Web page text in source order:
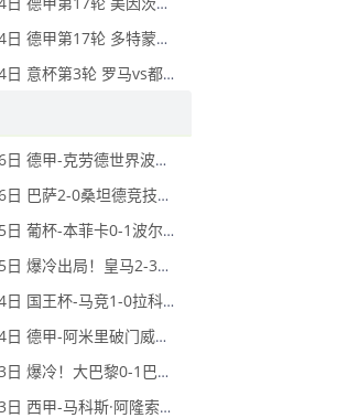
2026年01月14日 德甲第17轮 多特蒙德vs不莱梅 全场录像
2026年01月14日 意杯第3轮 罗马vs都灵 全场录像
2026年01月16日 德甲-克劳德世界波柳比西奇绝平 十人柏林联合1-1奥格斯堡
2026年01月16日 巴萨2-0桑坦德竞技晋级国王杯八强 费兰单刀球破门亚马尔建功
2026年01月15日 葡杯-本菲卡0-1波尔图止步八强 贝德纳雷克制胜帕夫利季斯失良机
2026年01月15日 爆冷出局！皇马2-3遭西乙队阿尔瓦塞特补时绝杀 无缘国王杯8强
2026年01月14日 国王杯-马竞1-0拉科鲁尼亚 格列兹曼十分角任意球破门+远射中横梁
2026年01月14日 德甲-阿米里破门威德默建功 美因茨2-1海登海姆
2026年01月13日 爆冷！大巴黎0-1巴黎FC止步法国杯32强 登贝莱失单刀埃梅里中框
2026年01月13日 西甲-马科斯·阿隆索点射制胜 塞尔塔客场1-0塞维利亚